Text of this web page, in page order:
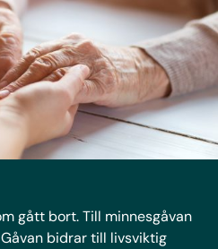
gått bort. Till minnesgåvan
bidrar till livsviktig